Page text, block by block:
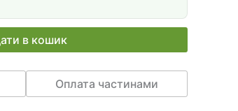
в кошик
Оплата частинами